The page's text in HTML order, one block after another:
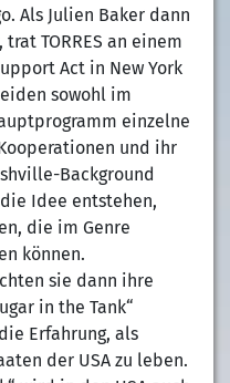
Als Julien Baker dann
TORRES an einem
Act in New York
sowohl im
einzelne
und ihr
Background
Idee entstehen,
die im Genre
können.
sie dann ihre
in the Tank“
Erfahrung, als
der USA zu leben.